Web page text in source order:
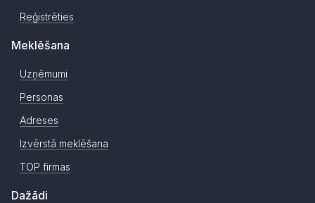
Reģistrēties
Meklēšana
Uzņēmumi
Personas
Adreses
Izvērstā meklēšana
TOP firmas
Dažādi